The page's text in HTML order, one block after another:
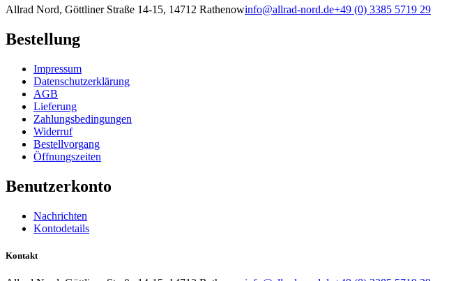
Allrad Nord, Göttliner Straße 14-15, 14712 Rathenowinfo@allrad-nord.de+49 (0) 3385 5719 29
Bestellung
Impressum
Datenschutzerklärung
AGB
Lieferung
Zahlungsbedingungen
Widerruf
Bestellvorgang
Öffnungszeiten
Benutzerkonto
Nachrichten
Kontodetails
Kontakt